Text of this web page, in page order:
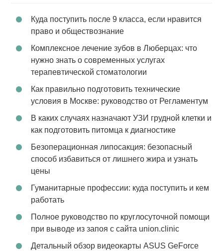
Куда поступить после 9 класса, если нравится
право и обществознание
Комплексное лечение зубов в Люберцах: что
нужно знать о современных услугах
терапевтической стоматологии
Как правильно подготовить технические
условия в Москве: руководство от Регламентум
В каких случаях назначают УЗИ грудной клетки и
как подготовить питомца к диагностике
Безоперационная липосакция: безопасный
способ избавиться от лишнего жира и узнать
цены
Гуманитарные профессии: куда поступить и кем
работать
Полное руководство по круглосуточной помощи
при выводе из запоя с сайта union.clinic
Детальный обзор видеокарты ASUS GeForce